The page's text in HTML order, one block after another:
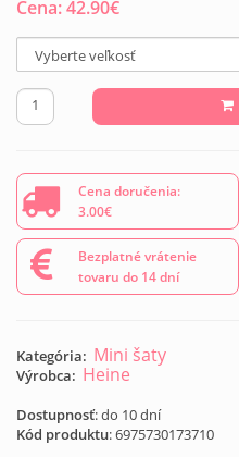
Cena:42.90€
Cena doručenia:
3.00€
Bezplatné vrátenie
tovaru do 14 dní
Kategória: Mini šaty
Výrobca: Heine
Dostupnosť: do 10 dní
Kód produktu:6975730173710